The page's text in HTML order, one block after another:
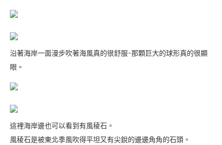
沿著海岸一面漫步吹著海風真的很舒服~那顆巨大的球形真的很顯
眼。
這裡海岸邊也可以看到有風稜石。
風稜石是被東北季風吹得平坦又有尖銳的邊邊角角的石頭。